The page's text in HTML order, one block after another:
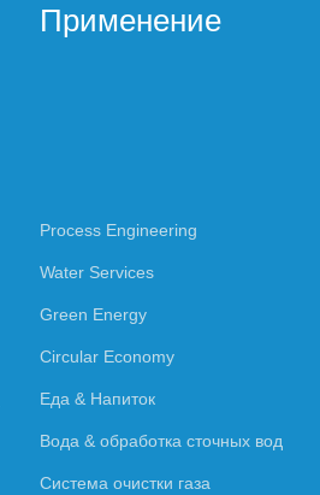
Применение
Process Engineering
Water Services
Green Energy
Circular Economy
Еда & Напиток
Вода & обработка сточных вод
Система очистки газа